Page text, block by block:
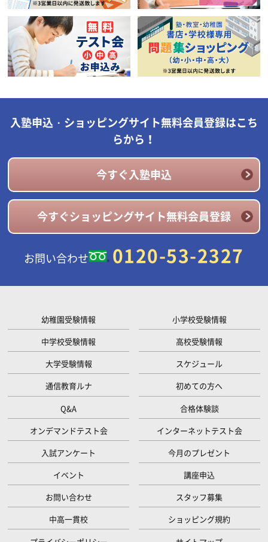
入塾申込・ショッピングサイト無料会員登録はこち
らから！
今すぐ入塾申込
今すぐショッピングサイト無料会員登録
お問い合わせ 0120-53-2327
幼稚園受験情報
小学校受験情報
中学校受験情報
高校受験情報
大学受験情報
スケジュール
通信教育ルナ
初めての方へ
Q&A
合格体験談
オンデマンドテスト会
インターネットテスト会
入試アンケート
今月のプレゼント
イベント
講座申込
お問い合わせ
スタッフ募集
中高一貫校
ショッピング規約